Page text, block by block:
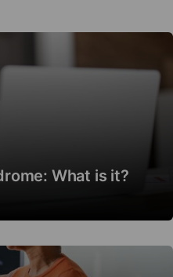
What is it?